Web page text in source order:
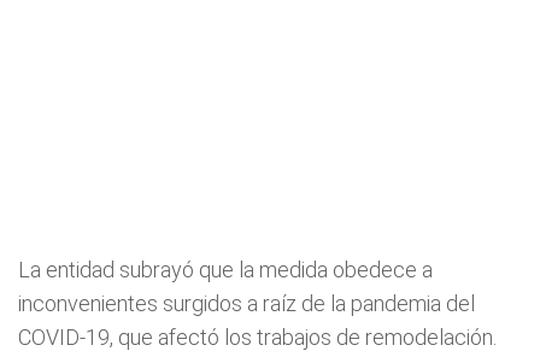
La entidad subrayó que la medida obedece a
inconvenientes surgidos a raíz de la pandemia del
COVID-19, que afectó los trabajos de remodelación.